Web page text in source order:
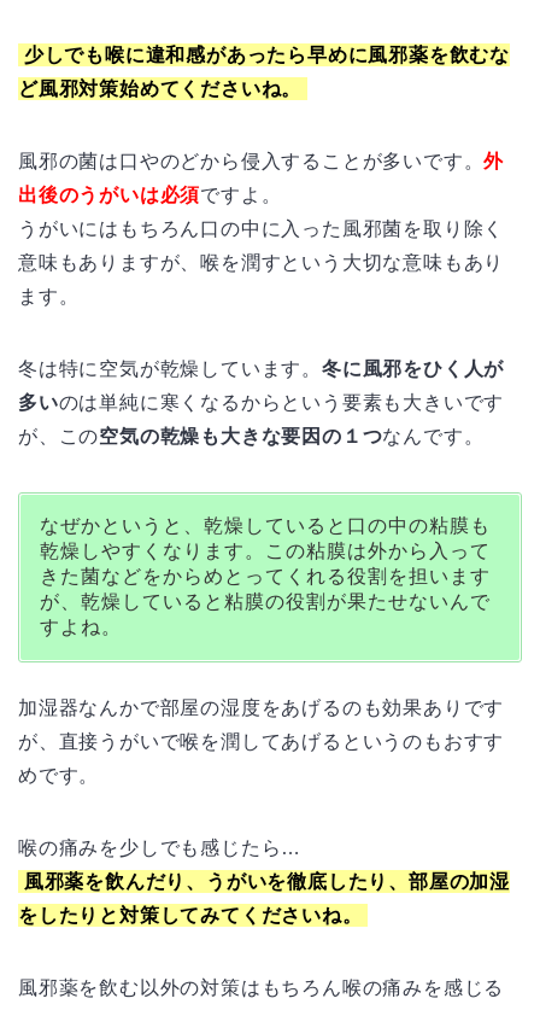
少しでも喉に違和感があったら早めに風邪薬を飲むな
ど風邪対策始めてくださいね。
風邪の菌は口やのどから侵入することが多いです。外
出後のうがいは必須ですよ。
うがいにはもちろん口の中に入った風邪菌を取り除く
意味もありますが、喉を潤すという大切な意味もあり
ます。
冬は特に空気が乾燥しています。 冬に風邪をひく人が
多いのは単純に寒くなるからという要素も大きいです
が、この空気の乾燥も大きな要因の１つなんです。
なぜかというと、乾燥していると口の中の粘膜も
乾燥しやすくなります。この粘膜は外から入って
きた菌などをからめとってくれる役割を担います
が、乾燥していると粘膜の役割が果たせないんで
すよね。
加湿器なんかで部屋の湿度をあげるのも効果ありです
が、直接うがいで喉を潤してあげるというのもおすす
めです。
喉の痛みを少しでも感じたら…
風邪薬を飲んだり、うがいを徹底したり、部屋の加湿
をしたりと対策してみてくださいね。
風邪薬を飲む以外の対策はもちろん喉の痛みを感じる